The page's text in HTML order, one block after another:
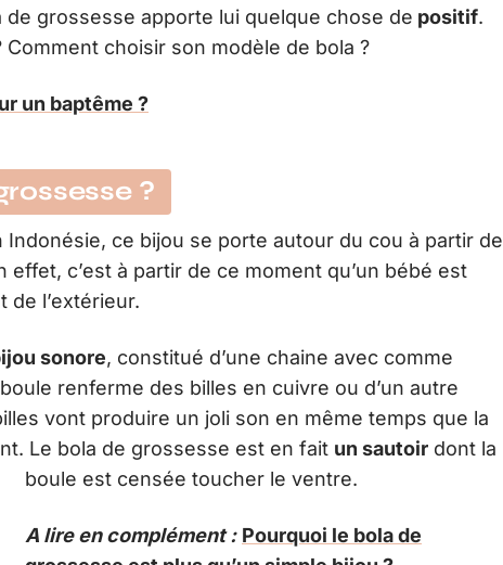
grossesse apporte lui quelque chose de positif.
choisir son modèle de bola ?
un baptême ?
?
Indonésie, ce bijou se porte autour du cou à partir de
effet, c’est à partir de ce moment qu’un bébé est
de l’extérieur.
sonore, constitué d’une chaine avec comme
renferme des billes en cuivre ou d’un autre
vont produire un joli son en même temps que la
Le bola de grossesse est en fait un sautoir dont la
boule est censée toucher le ventre.
A lire en complément : Pourquoi le bola de